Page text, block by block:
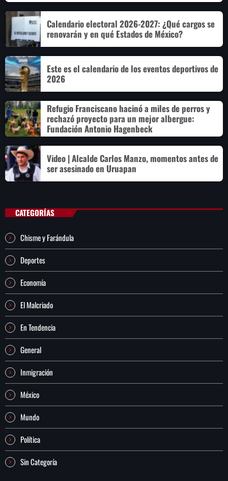
Calendario electoral 2026-2027: ¿Qué cargos se
renovarán y en qué Estados de México?
Este es el calendario de los eventos deportivos de
2026
Refugio Franciscano hacinó a miles de perros y
rechazó proyecto para un mejor albergue:
Fundación Antonio Hagenbeck
Video | Alcalde Carlos Manzo, momentos antes de
ser asesinado en Uruapan
CATEGORÍAS
Chisme y Farándula
Deportes
Economía
El Malcriado
En Tendencia
General
Inmigración
México
Mundo
Política
Sin Categoría